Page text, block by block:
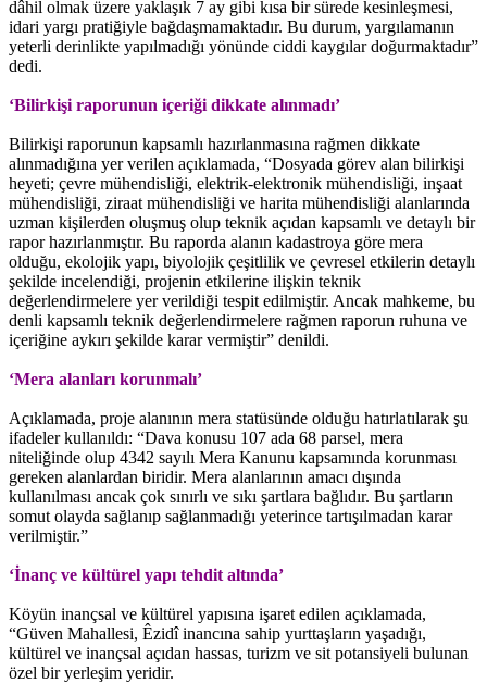
dâhil olmak üzere yaklaşık 7 ay gibi kısa bir sürede kesinleşmesi,
idari yargı pratiğiyle bağdaşmamaktadır. Bu durum, yargılamanın
yeterli derinlikte yapılmadığı yönünde ciddi kaygılar doğurmaktadır”
dedi.
‘Bilirkişi raporunun içeriği dikkate alınmadı’
Bilirkişi raporunun kapsamlı hazırlanmasına rağmen dikkate
alınmadığına yer verilen açıklamada, “Dosyada görev alan bilirkişi
heyeti; çevre mühendisliği, elektrik-elektronik mühendisliği, inşaat
mühendisliği, ziraat mühendisliği ve harita mühendisliği alanlarında
uzman kişilerden oluşmuş olup teknik açıdan kapsamlı ve detaylı bir
rapor hazırlanmıştır. Bu raporda alanın kadastroya göre mera
olduğu, ekolojik yapı, biyolojik çeşitlilik ve çevresel etkilerin detaylı
şekilde incelendiği, projenin etkilerine ilişkin teknik
değerlendirmelere yer verildiği tespit edilmiştir. Ancak mahkeme, bu
denli kapsamlı teknik değerlendirmelere rağmen raporun ruhuna ve
içeriğine aykırı şekilde karar vermiştir” denildi.
‘Mera alanları korunmalı’
Açıklamada, proje alanının mera statüsünde olduğu hatırlatılarak şu
ifadeler kullanıldı: “Dava konusu 107 ada 68 parsel, mera
niteliğinde olup 4342 sayılı Mera Kanunu kapsamında korunması
gereken alanlardan biridir. Mera alanlarının amacı dışında
kullanılması ancak çok sınırlı ve sıkı şartlara bağlıdır. Bu şartların
somut olayda sağlanıp sağlanmadığı yeterince tartışılmadan karar
verilmiştir.”
‘İnanç ve kültürel yapı tehdit altında’
Köyün inançsal ve kültürel yapısına işaret edilen açıklamada,
“Güven Mahallesi, Êzidî inancına sahip yurttaşların yaşadığı,
kültürel ve inançsal açıdan hassas, turizm ve sit potansiyeli bulunan
özel bir yerleşim yeridir.